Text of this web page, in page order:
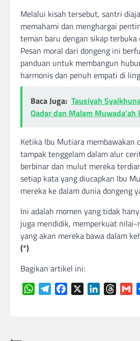
Melalui kisah tersebut, santri
memahami dan menghargai
teman baru dengan sikap terbuka
Pesan moral dari dongeng ini
panduan untuk membangun
harmonis dan penuh empati di
Baca Juga: Tausiyah
Qadar dan Malam Muwada’ah
Ketika Ibu Mutiara membawakan
tampak tenggelam dalam alur
berbinar dan mulut mereka
setiap kata yang diucapkan Ibu
mereka ke dalam dunia dongeng
Ini adalah momen yang tidak
juga mendidik, memperkuat
yang akan mereka bawa dalam
(*)
Bagikan artikel ini:
WhatsAppTelegramFacebook LinkedIn